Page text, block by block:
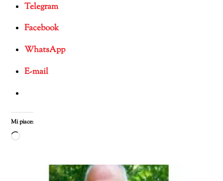
Telegram
Facebook
WhatsApp
E-mail
Mi piace:
Caricamento